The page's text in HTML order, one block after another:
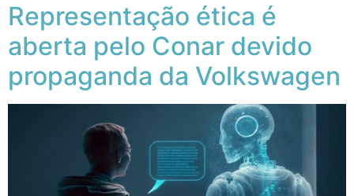
Representação ética é
aberta pelo Conar devido
propaganda da Volkswagen